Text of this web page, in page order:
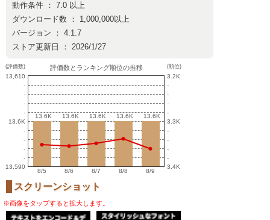
動作条件 ： 7.0 以上
ダウンロード数 ： 1,000,000以上
バージョン ： 4.1.7
ストア更新日 ： 2026/1/27
(評価数)
13,610
-
-
-
-
13.6K
-
-
-
-
13,590
評価数とランキング順位の推移
13.6K
13.6K 13.6K
13.6K 13.6K
13.6K 13.6K
13.6K 13.6K
13.6K
8/5 8/6 8/7 8/8 8/9
(順位)
3.2K
-
-
-
-
3.3K
-
-
-
-
3.4K
スクリーンショット
※画像をタップすると拡大します。